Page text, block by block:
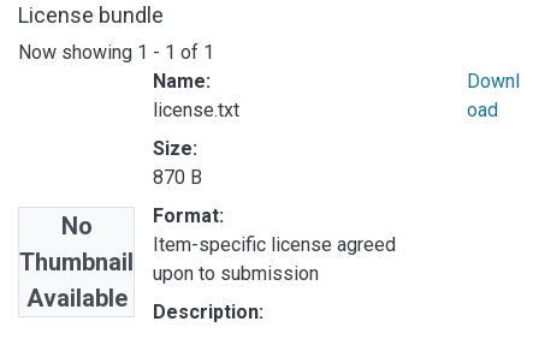
License bundle
Now showing 1 - 1 of 1
No
Thumbnail
Available
Name:
license.txt
Size:
870 B
Format:
Item-specific license agreed
upon to submission
Description:
Downl
oad